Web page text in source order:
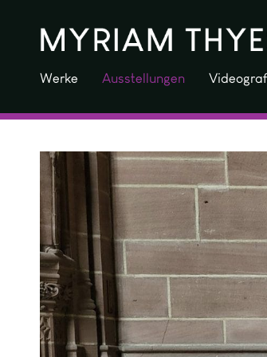
springen
Werke
Ausstellungen